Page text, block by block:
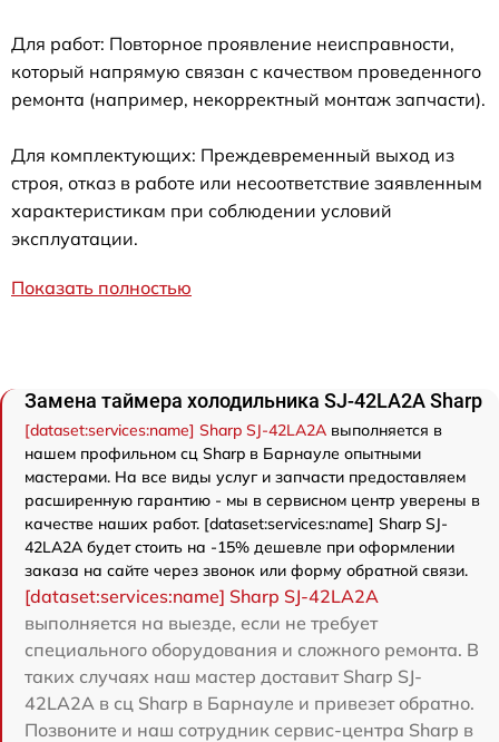
Для работ: Повторное проявление неисправности,
который напрямую связан с качеством проведенного
ремонта (например, некорректный монтаж запчасти).
Для комплектующих: Преждевременный выход из
строя, отказ в работе или несоответствие заявленным
характеристикам при соблюдении условий
эксплуатации.
Показать полностью
Замена таймера холодильника SJ-42LA2A Sharp
[dataset:services:name] Sharp SJ-42LA2A выполняется в
нашем профильном сц Sharp в Барнауле опытными
мастерами. На все виды услуг и запчасти предоставляем
расширенную гарантию - мы в сервисном центр уверены в
качестве наших работ. [dataset:services:name] Sharp SJ-
42LA2A будет стоить на -15% дешевле при оформлении
заказа на сайте через звонок или форму обратной связи.
[dataset:services:name] Sharp SJ-42LA2A
выполняется на выезде, если не требует
специального оборудования и сложного ремонта. В
таких случаях наш мастер доставит Sharp SJ-
42LA2A в сц Sharp в Барнауле и привезет обратно.
Позвоните и наш сотрудник сервис-центра Sharp в